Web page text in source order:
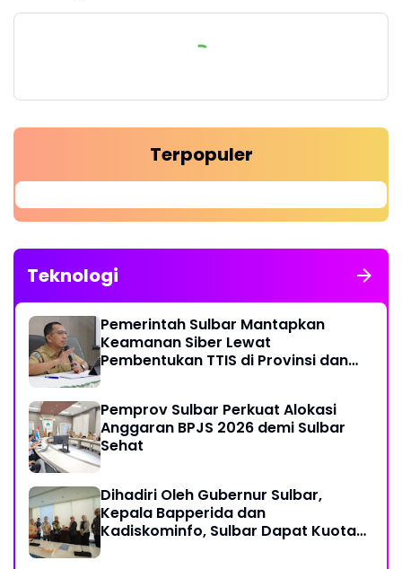
Terpopuler
Teknologi
Pemerintah Sulbar Mantapkan
Keamanan Siber Lewat
Pembentukan TTIS di Provinsi dan
Pemprov Sulbar Perkuat Alokasi
Anggaran BPJS 2026 demi Sulbar
Sehat
Dihadiri Oleh Gubernur Sulbar,
Kepala Bapperida dan
Kadiskominfo, Sulbar Dapat Kuota